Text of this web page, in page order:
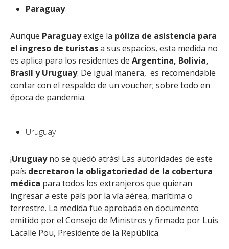
Paraguay
Aunque Paraguayexige la póliza de asistencia para
el ingreso de turistasa sus espacios, esta medida no
es aplica para los residentes de Argentina, Bolivia,
Brasil y Uruguay. De igual manera, es recomendable
contar con el respaldo de un voucher; sobre todo en
época de pandemia.
Uruguay
¡Uruguayno se quedó atrás! Las autoridades de este
país decretaron la obligatoriedad de la cobertura
médica para todos los extranjeros que quieran
ingresar a este país por la vía aérea, marítima o
terrestre. La medida fue aprobada en documento
emitido por el Consejo de Ministros y firmado por Luis
Lacalle Pou, Presidente de la República.